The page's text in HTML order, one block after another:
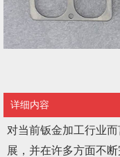
详细内容
对当前钣金加工行业
展，并在许多方面不